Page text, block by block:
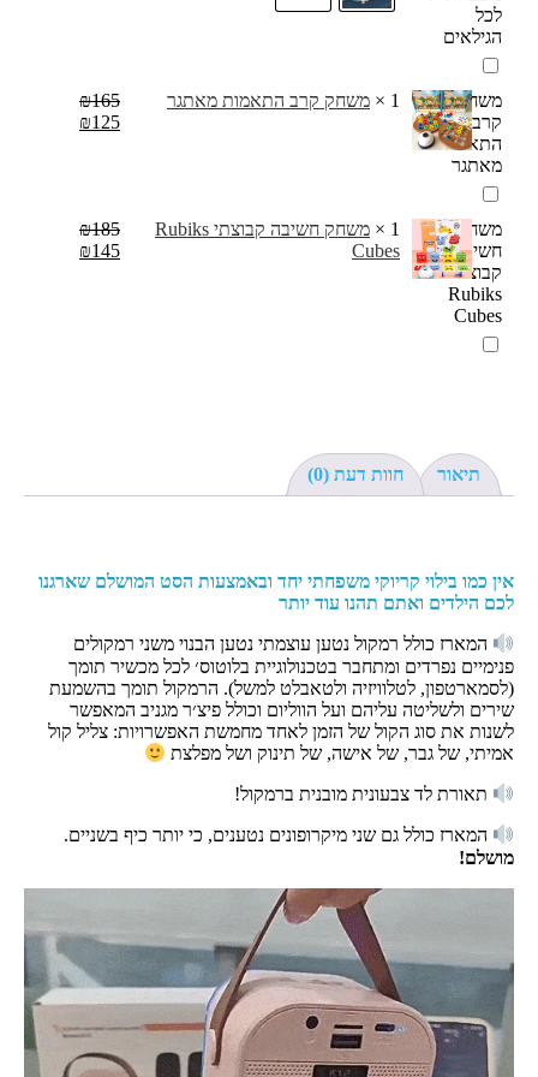
לכל
הגילאים
משחק
קרב
התאמות
מאתגר
1
× משחק קרב התאמות מאתגר ₪165
₪125
משחק
חשיבה
קבוצתי
Rubiks
Cubes
1
×
משחק חשיבה קבוצתי Rubiks
Cubes
₪185
₪145
תיאור חוות דעת (0)
אין כמו בילוי קריוקי משפחתי יחד ובאמצעות הסט המושלם שארגנו
לכם הילדים ואתם תהנו עוד יותר
המארז כולל רמקול נטען עוצמתי נטען הבנוי משני רמקולים
פנימיים נפרדים ומתחבר בטכנולוגיית בלוטוס׳ לכל מכשיר תומך
(לסמארטפון, לטלוויזיה ולטאבלט למשל). הרמקול תומך בהשמעת
שירים ולשליטה עליהם ועל הווליום וכולל פיצ׳ר מגניב המאפשר
לשנות את סוג הקול של הזמן לאחד מחמשת האפשרויות: צליל קול
אמיתי, של גבר, של אישה, של תינוק ושל מפלצת
תאורת לד צבעונית מובנית ברמקול!
המארז כולל גם שני מיקרופונים נטענים, כי יותר כיף בשניים.
מושלם!